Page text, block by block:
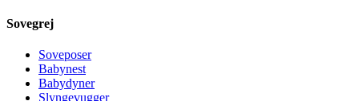
Sovegrej
Soveposer
Babynest
Babydyner
Slyngevugger